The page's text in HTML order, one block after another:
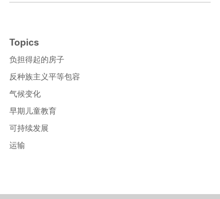
Topics
负担得起的房子
反种族主义平等包容
气候变化
早期儿童教育
可持续发展
运输